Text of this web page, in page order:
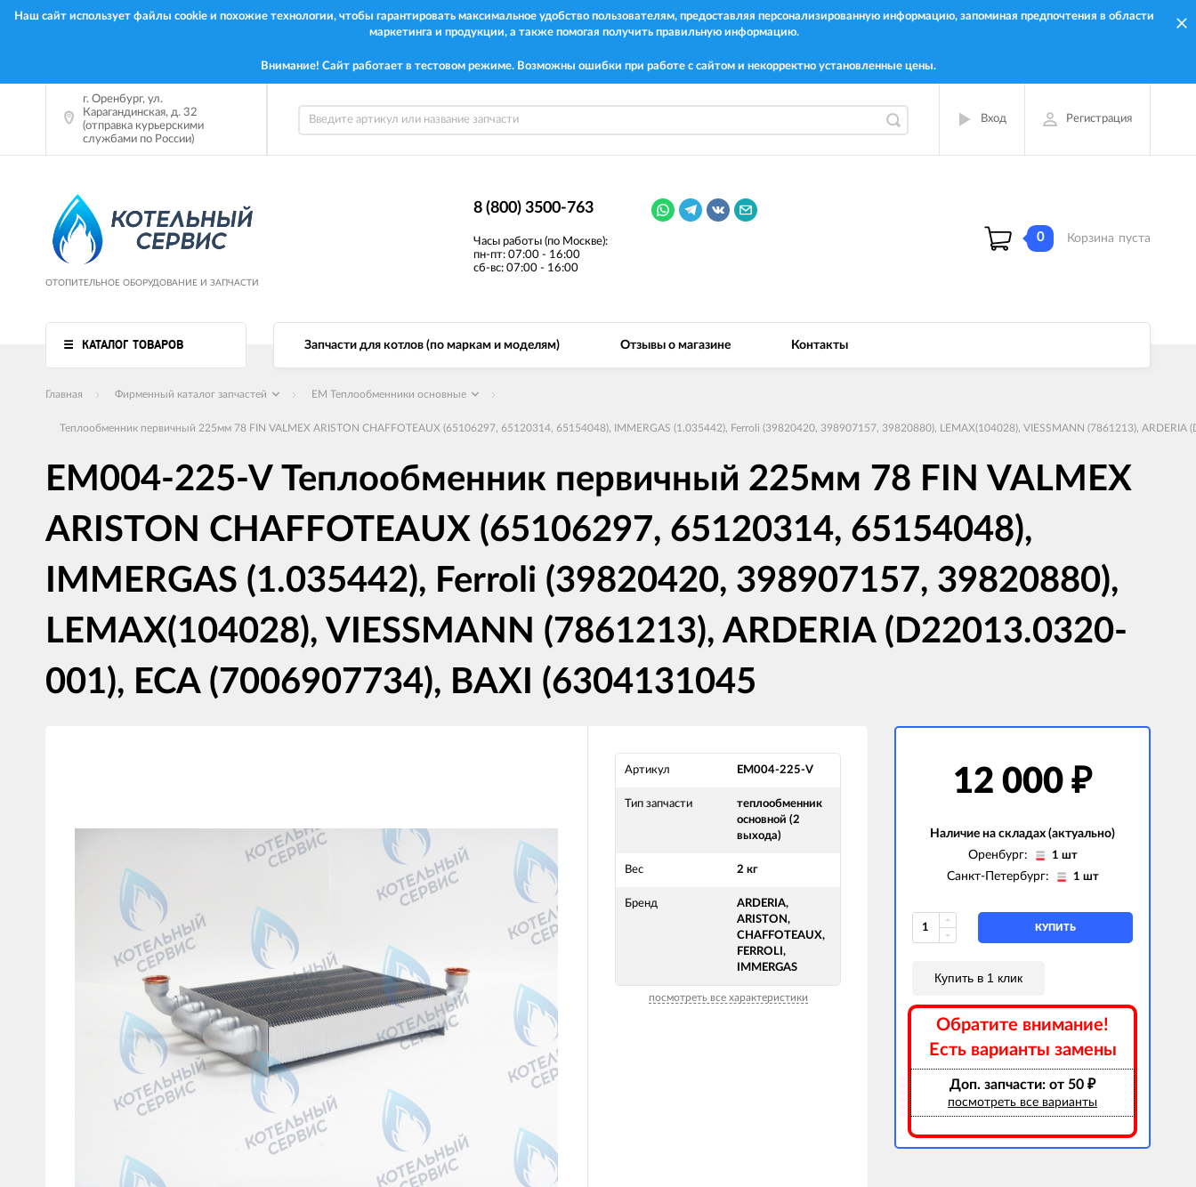
Наш сайт использует файлы cookie и похожие технологии, чтобы гарантировать максимальное удобство пользователям, предоставляя персонализированную информацию, запоминая предпочтения в области
маркетинга и продукции, а также помогая получить правильную информацию.
Внимание! Сайт работает в тестовом режиме. Возможны ошибки при работе с сайтом и некорректно установленные цены.
г. Оренбург, ул.
Карагандинская, д. 32
(отправка курьерскими
службами по России)
Вход Регистрация
ОТОПИТЕЛЬНОЕ ОБОРУДОВАНИЕ И ЗАПЧАСТИ
8 (800) 3500-763
Часы работы (по Москве):
пн-пт: 07:00 - 16:00
сб-вс: 07:00 - 16:00
0 Корзина пуста
КАТАЛОГ ТОВАРОВ Запчасти для котлов (по маркам и моделям) Отзывы о магазине Контакты
Главная Фирменный каталог запчастей EM Теплообменники основные
Теплообменник первичный 225мм 78 FIN VALMEX ARISTON CHAFFOTEAUX (65106297, 65120314, 65154048), IMMERGAS (1.035442), Ferroli (39820420, 398907157, 39820880), LEMAX(104028), VIESSMANN (7861213),
EM004-225-V Теплообменник первичный 225мм 78 FIN VALMEX
ARISTON CHAFFOTEAUX (65106297, 65120314, 65154048),
IMMERGAS (1.035442), Ferroli (39820420, 398907157, 39820880),
LEMAX(104028), VIESSMANN (7861213), ARDERIA (D22013.0320-
001), ECA (7006907734), BAXI (6304131045
Артикул EM004-225-V
Тип запчасти
теплообменник
основной (2
выхода)
Вес 2 кг
Бренд
ARDERIA,
ARISTON,
CHAFFOTEAUX,
FERROLI,
IMMERGAS
посмотреть все характеристики
12 000 ₽
Наличие на складах (актуально)
Оренбург:
1 шт
Санкт-Петербург: 1 шт
КУПИТЬ
Купить в 1 клик
Обратите внимание!
Есть варианты замены
Доп. запчасти: от 50 ₽
посмотреть все варианты